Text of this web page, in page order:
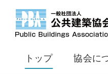
トップ 協会に